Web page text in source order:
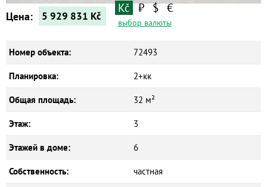
Цена: 5 929 831 Kč
Kč ₽ $ €
выбор валюты
Номер объекта: 72493
Планировка: 2+кк
Общая площадь: 32 м²
Этаж: 3
Этажей в доме: 6
Собственность: частная